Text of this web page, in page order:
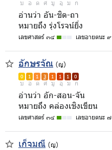
บ อ ด ศ มู อุ ม ก
อ่านว่า อัน-ชิด-ถา
หมายถึง รุ่งโรจน์ยิ่ง
เลขศาสตร์ ๓๔ เลขอายตนะ ๙
อักษรจัณ (ญ)
0 1 1 3 1 1 1 0
บ อ ด ศ มู อุ ม ก
อ่านว่า อัก-สอน-จัน
หมายถึง คล่องเชิงเขียน
เลขศาสตร์ ๓๔ เลขอายตนะ ๗
เก็จมณี (ญ)